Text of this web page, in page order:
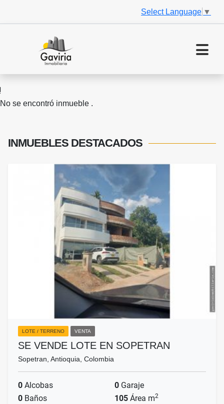
Select Language ▼
No se encontró inmueble .
INMUEBLES DESTACADOS
LOTE / TERRENO VENTA
SE VENDE LOTE EN SOPETRAN
Sopetran, Antioquia, Colombia
0 Alcobas 0 Garaje
0 Baños 105 Área m2